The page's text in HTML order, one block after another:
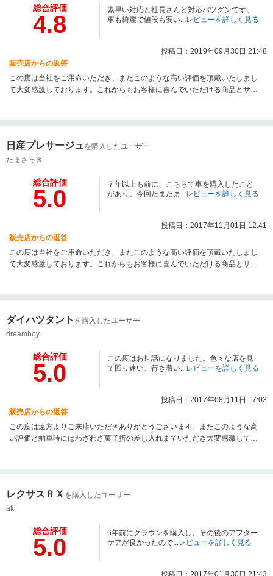
総合評価
4.8
素早い対応と社長さんと対応バツグンです。
車も綺麗で値段も安い...レビューを詳しく見る
投稿日：2019年09月30日 21:48
販売店からの返答
この度は当社をご用命いただき、またこのような高い評価を頂戴いたしまし
て大変感激しております。これからもお客様に喜んでいただける商品とサー
日産プレサージュを購入したユーザー
たまさっき
総合評価
5.0
７年以上も前に、こちらで車を購入したこと
があり、今回たまたま...レビューを詳しく見る
投稿日：2017年11月01日 12:41
販売店からの返答
この度は当社をご用命いただき、またこのような高い評価を頂戴いたしまし
て大変感激しております。これからもお客様に喜んでいただける商品とサー
しい事はございません。本当にありがとうございました。
ダイハツタント を購入したユーザー
dreamboy
総合評価
5.0
この度はお世話になりました。色々な店を見
て回り迷い、行き着い...レビューを詳しく見る
投稿日：2017年08月11日 17:03
販売店からの返答
この度は遠方よりご来店いただきありがとうございます。またこのような高
い評価と納車時にはわざわざ菓子折の差し入れまでいただき大変感激してお
種を探してくる事も可能ですのでまた機会があればお気軽にご用命いただけ
レクサスＲＸ を購入したユーザー
aki
総合評価
5.0
6年前にクラウンを購入し、その後のアフター
ケアが良かったので...レビューを詳しく見る
投稿日：2017年01月30日 21:43